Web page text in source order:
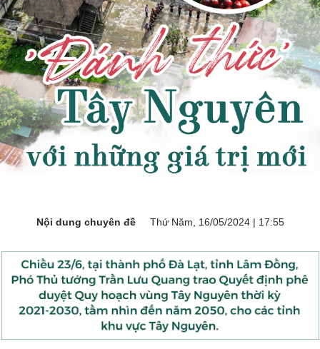
Nội dung chuyên đề Thứ Năm, 16/05/2024 | 17:55